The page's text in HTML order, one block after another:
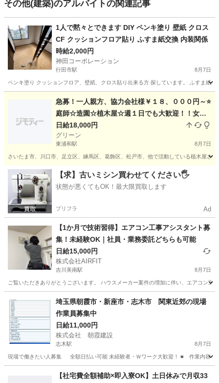
その他(建築)のアルバイトの関連記事
1人で黙々とできます DIY ペンキ塗り 壁紙 クロス
CF クッションフロア貼り ふすま紙交換 内装関係
時給2,000円
神田コーポレーション
行田市駅 8月7日
ペンキ塗り クッションフロア、壁紙、クロス貼り出来る方 探しています。 ふすま紙
行田市駅 その他 壁紙
急募！一人親方、協力会社様￥１８、０００円～⭐
庭師☆造園☆植木屋☆週１日でも大歓迎！！女性
でも歓迎！！
日給18,000円
グリーン
東浦和駅 8月7日
さいたま市、川口市、足立区、練馬区、葛飾区、松戸市、他で活動している植木屋
埼玉 さいたま市 東浦和駅 その他
【求】古いミシン買わせてください🖐️
状態が悪くてもOK！最大限買取します
プリフラ Ad
【1か月で技術習得】エアコン工事アシスタント募
集！未経験OK｜社員・業務委託どちらも可能
日給15,000円
株式会社AIRFIT
吉川美南駅 8月7日
ご覧いただきありがとうございます。 ハウスメーカー案件の増加に伴い、エアコン
吉川美南駅 その他 業務委託
埼玉県朝霞市・新座市・志木市 関東近郊の現場
作業員募集中
日給11,000円
株式会社 朝霞建設
志木駅 8月7日
現場で働きたい人募集 全額日払い可能 未経験者・Ｗワーク大歓迎！ ■ 作業
志木駅 建築 現場作業員
【社宅費全額補助×即入寮OK】土日休みで月収33